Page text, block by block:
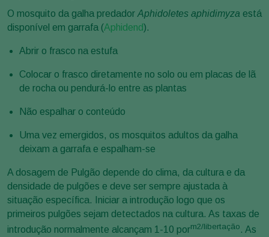
O mosquito da galha predador Aphidoletes aphidimyza está
disponível em garrafa (Aphidend).
Abrir o frasco na estufa
Colocar o frasco diretamente no solo ou em placas de lã
de rocha ou pendurá-lo entre as plantas
Não espalhar o conteúdo
Uma vez emergidos, os mosquitos adultos da galha
deixam a garrafa e espalham-se
A dosagem de Pulgão depende do clima, da cultura e da
densidade de pulgões e deve ser sempre ajustada à
situação específica. Iniciar a introdução logo que os
primeiros pulgões sejam detectados na cultura. As taxas de
introdução normalmente alcançam 1-10 porm2/libertação . As